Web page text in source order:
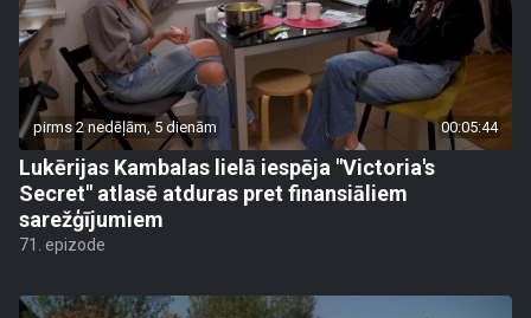
pirms 2 nedēļām, 5 dienām 00:05:44
Lukērijas Kambalas lielā iespēja "Victoria's
Secret" atlasē atduras pret finansiāliem
sarežģījumiem
71. epizode